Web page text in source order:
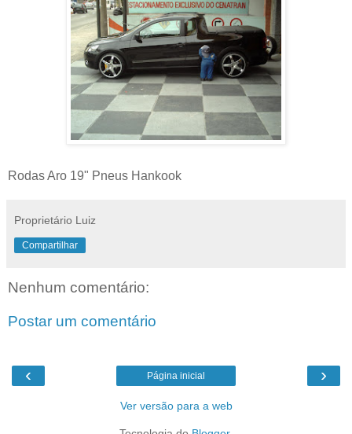
Rodas Aro 19" Pneus Hankook
Proprietário Luiz
Compartilhar
Nenhum comentário:
Postar um comentário
‹ ›
Página inicial
Ver versão para a web